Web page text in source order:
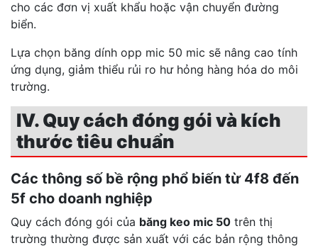
cho các đơn vị xuất khẩu hoặc vận chuyển đường
biển.
Lựa chọn băng dính opp mic 50 mic sẽ nâng cao tính
ứng dụng, giảm thiểu rủi ro hư hỏng hàng hóa do môi
trường.
IV. Quy cách đóng gói và kích
thước tiêu chuẩn
Các thông số bề rộng phổ biến từ 4f8 đến
5f cho doanh nghiệp
Quy cách đóng gói của băng keo mic 50 trên thị
trường thường được sản xuất với các bản rộng thông